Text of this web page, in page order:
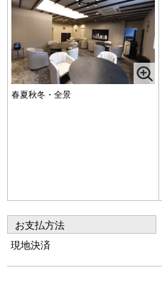
春夏秋冬・全景
お支払方法
現地決済